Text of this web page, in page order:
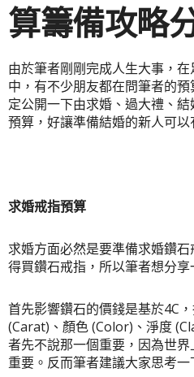
算籌備攻略
由於筆者剛剛完成人生大事，
中，有不少朋友都在問筆者的
定公開一下由求婚、過大禮、
預算，好讓準備結婚的新人可以
求婚戒指預算
求婚方面必然是要準備求婚鑽
得買鑽石戒指，所以筆者想分享
首先影響鑽石的價錢是基於4C
(Carat)、顏色 (Color)、淨度
者先不說那一個重要，因為世界
重要 。反而筆者建議大家思考